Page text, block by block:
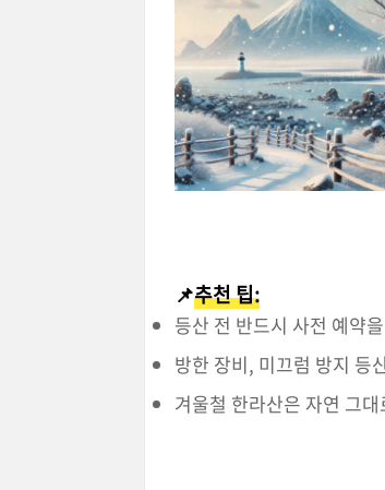
📌추천 팁:
등산 전 반드시 사전 예약
방한 장비, 미끄럼 방지 등
겨울철 한라산은 자연 그